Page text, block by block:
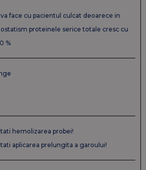
va face cu pacientul culcat deoarece in
proteinele serice totale cresc cu
%
hemolizarea probei!
aplicarea prelungita a garoului!